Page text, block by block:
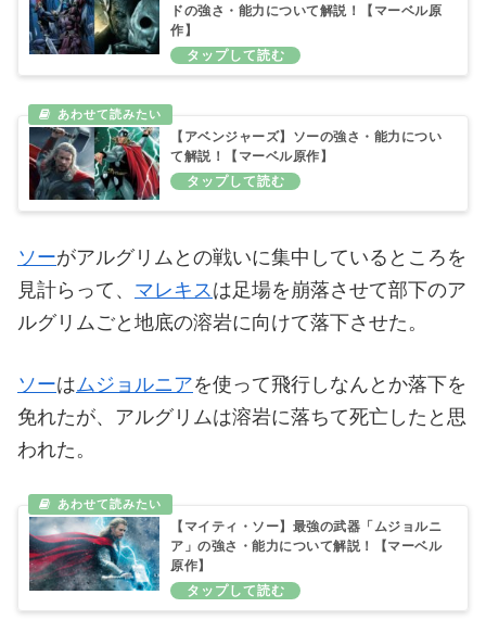
ドの強さ・能力について解説！【マーベル原
作】
【アベンジャーズ】ソーの強さ・能力につい
て解説！【マーベル原作】
ソーがアルグリムとの戦いに集中しているところを
見計らって、 マレキスは足場を崩落させて部下のア
ルグリムごと地底の溶岩に向けて落下させた。
ソーはムジョルニアを使って飛行しなんとか落下を
免れたが、アルグリムは溶岩に落ちて死亡したと思
われた。
【マイティ・ソー】最強の武器「ムジョルニ
ア」の強さ・能力について解説！【マーベル
原作】